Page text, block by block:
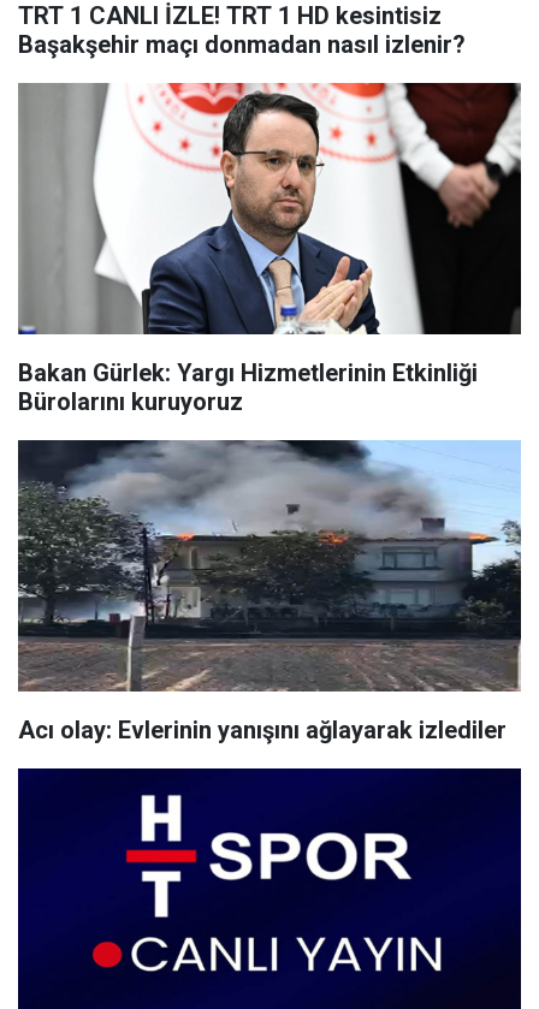
TRT 1 CANLI İZLE! TRT 1 HD kesintisiz
Başakşehir maçı donmadan nasıl izlenir?
Bakan Gürlek: Yargı Hizmetlerinin Etkinliği
Bürolarını kuruyoruz
Acı olay: Evlerinin yanışını ağlayarak izlediler